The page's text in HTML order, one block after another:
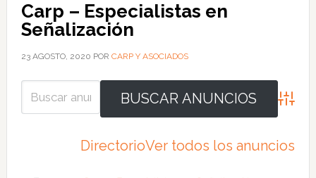
Carp – Especialistas en
Señalización
23 AGOSTO, 2020 POR CARP Y ASOCIADOS
DirectorioVer todos los anuncios